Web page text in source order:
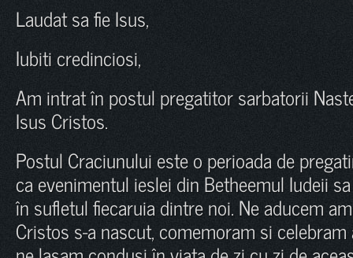
Laudat sa fie Isus,
Iubiti credinciosi,
Am intrat în postul pregatitor sarbatorii
Isus Cristos.
Postul Craciunului este o perioada de
ca evenimentul ieslei din Betheemul Iudeii
în sufletul fiecaruia dintre noi. Ne aducem
Cristos s-a nascut, comemoram si